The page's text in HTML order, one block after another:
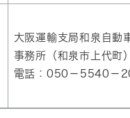
大阪運輸支局和泉自動
事務所（和泉市上代町）
電話：050－5540－